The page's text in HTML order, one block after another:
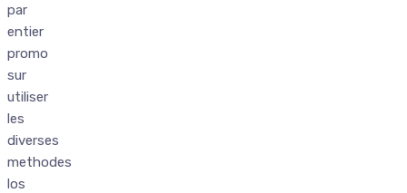
par
entier
promo
sur
utiliser
les
diverses
methodes
los